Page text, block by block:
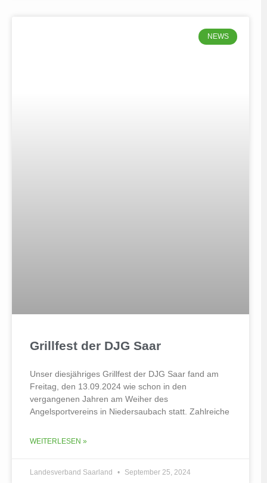
NEWS
Grillfest der DJG Saar
Unser diesjähriges Grillfest der DJG Saar fand am
Freitag, den 13.09.2024 wie schon in den
vergangenen Jahren am Weiher des
Angelsportvereins in Niedersaubach statt. Zahlreiche
WEITERLESEN »
Landesverband Saarland September 25, 2024